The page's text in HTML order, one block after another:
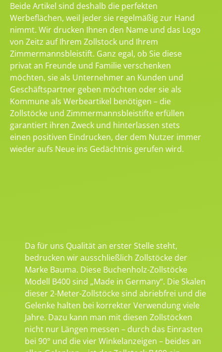
Beide Artikel sind deshalb die perfekten
Werbeflächen, weil jeder sie regelmäßig zur Hand
nimmt. Wir drucken Ihnen den Name und das Logo
von Zeitz auf Ihrem Zollstock und Ihrem
Zimmermannsbleistift. Ganz egal, ob Sie diese
privat an Freunde und Familie verschenken
möchten, sie als Unternehmer an Kunden und
Geschäftspartner geben möchten oder sie als
Kommune als Werbeartikel benötigen – die
Zollstöcke und Zimmermannsbleistifte erfüllen
garantiert ihren Zweck und hinterlassen stets
einen positiven Eindrucken, der dem Nutzer immer
wieder aufs Neue ins Gedächtnis gerufen wird.
Da für uns Qualität an erster Stelle steht,
bedrucken wir ausschließlich Zollstöcke der
Marke Bauma. Diese Buchenholz-Zollstöcke
Modell B400 sind „Made in Germany“. Die Skalen
dieser 2-Meter-Zollstöcke sind abriebfrei und die
Gelenke halten bei korrekter Verwendung viele
Jahre. Dazu kann man mit diesen Zollstöcken
nicht nur Längen messen – durch das Einrasten
bei 90° und die vier Winkelanzeigen – beides an